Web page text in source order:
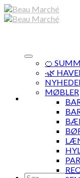
Skip
to
🍊
·🌿
MØBLER